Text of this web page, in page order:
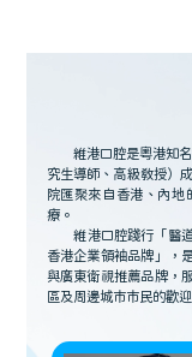
維港口腔是粵港知
究生導師、高級教授）
院匯聚來自香港、內
療。
維港口腔踐行「醫
香港企業領袖品牌」，
與廣東衛視推薦品牌，
區及周邊城市市民的歡